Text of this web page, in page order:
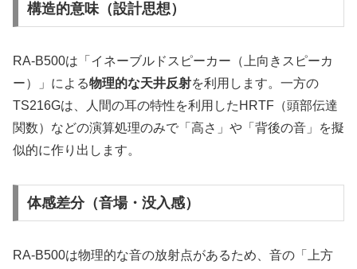
構造的意味（設計思想）
RA-B500は「イネーブルドスピーカー（上向きスピーカ
ー）」による物理的な天井反射を利用します。一方の
TS216Gは、人間の耳の特性を利用したHRTF（頭部伝達
関数）などの演算処理のみで「高さ」や「背後の音」を擬
似的に作り出します。
体感差分（音場・没入感）
RA-B500は物理的な音の放射点があるため、音の「上方